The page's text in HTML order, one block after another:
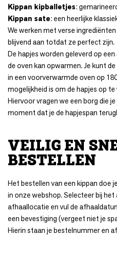
Kippan kipballetjes:
Kippan sate: een heerlijke
We werken met verse
blijvend aan totdat ze perfect zijn.
De hapjes worden geleverd op
de oven kan opwarmen. Je kunt
in een voorverwarmde oven op
mogelijkheid is om de hapjes op
Hiervoor vragen we een borg die
moment dat je de hapjespan
VEILIG EN
BESTELLEN
Het bestellen van een kippan doe
in onze webshop. Selecteer bij
afhaallocatie en vul de
een bevestiging (vergeet niet je
Hierin staan je bestelnummer en